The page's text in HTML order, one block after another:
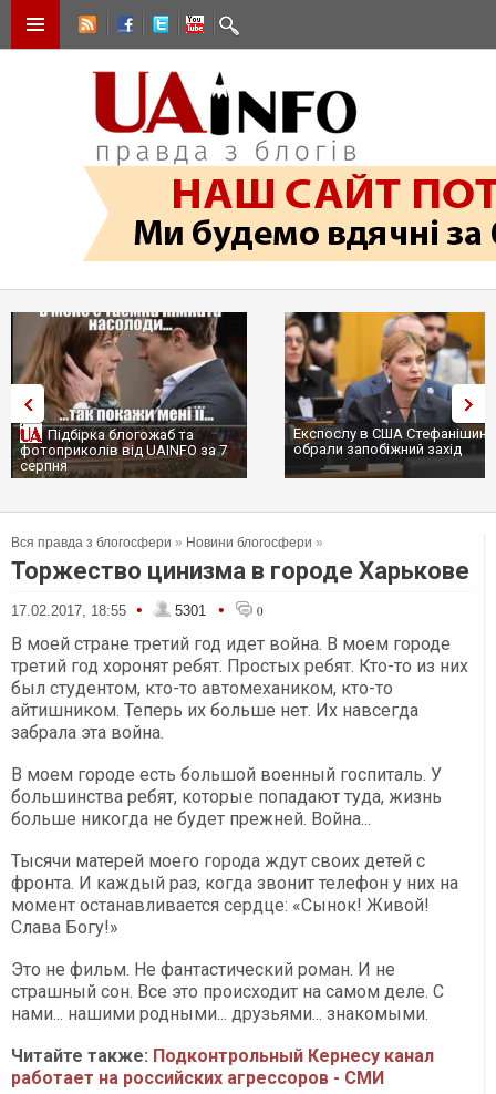
Підбірка блогожаб та
фотоприколів від UAINFO за 7
серпня
Експослу в США
обрали запобіжний захід
Вся правда з блогосфери » Новини блогосфери »
Торжество цинизма в городе Харькове
17.02.2017, 18:55 • 5301 • 0
В моей стране третий год идет война. В моем городе
третий год хоронят ребят. Простых ребят. Кто-то из них
был студентом, кто-то автомехаником, кто-то
айтишником. Теперь их больше нет. Их навсегда
забрала эта война.
В моем городе есть большой военный госпиталь. У
большинства ребят, которые попадают туда, жизнь
больше никогда не будет прежней. Война...
Тысячи матерей моего города ждут своих детей с
фронта. И каждый раз, когда звонит телефон у них на
момент останавливается сердце: «Сынок! Живой!
Слава Богу!»
Это не фильм. Не фантастический роман. И не
страшный сон. Все это происходит на самом деле. С
нами... нашими родными... друзьями... знакомыми.
Читайте также: Подконтрольный Кернесу канал
работает на российских агрессоров - СМИ